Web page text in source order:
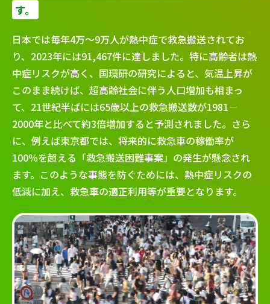
す。
日本では毎年4万～9万人が熱中症で救急搬送されてお
り、2023年には91,467件に達しました。特に高齢者は熱
中症リスクが高く、国環研の研究によると、気温上昇が
このまま続けば、超高齢社会に伴う人口増加も相まっ
て、21世紀半ばには65歳以上の救急搬送数が1981－
2000年と比べて約3倍増加すると予測されました。さら
に、例えば東京都では、将来的に救急車の稼働率が
100％を超える「救急搬送困難事案」の発生が懸念され
ます。このような事態を防ぐためには、熱中症リスクの
低減に加え、救急車の適正利用等が重要となります。